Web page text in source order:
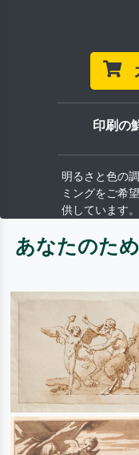
印刷の
明るさと色の
ミングをご希
供しています
あなたのた